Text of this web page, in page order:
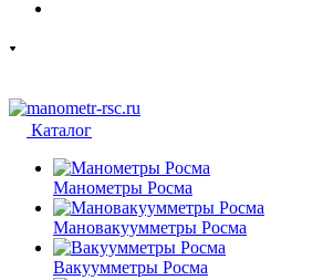
Каталог
Манометры Росма
Мановакуумметры Росма
Вакуумметры Росма